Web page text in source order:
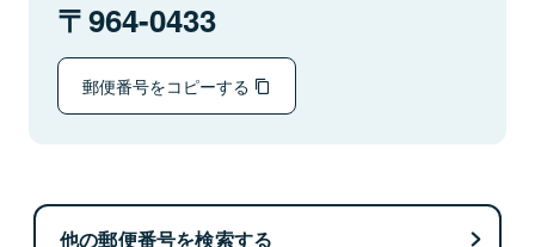
964-0433
郵便番号をコピーする
他の郵便番号を検索する